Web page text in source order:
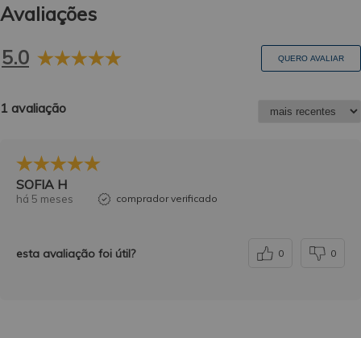
Avaliações
5.0
QUERO AVALIAR
1 avaliação
SOFIA H
há 5 meses comprador verificado
esta avaliação foi útil? 0 0